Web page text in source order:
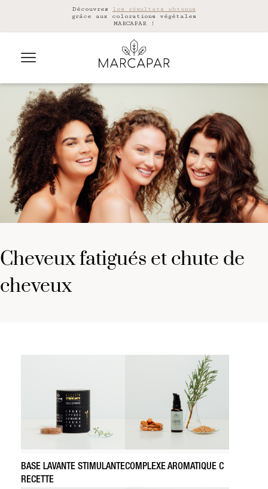
Découvrez les résultats obtenus
grâce aux colorations végétales
MARCAPAR !
cheveux fatigués et chute de
cheveux
BASE LAVANTE STIMULANTE
RECETTE
COMPLEXE AROMATIQUE C